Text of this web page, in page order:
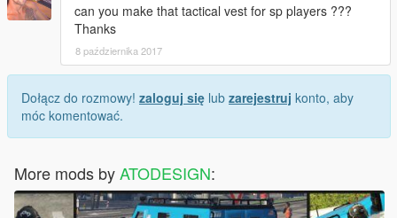
can you make that tactical vest for sp players ???
Thanks
8 października 2017
Dołącz do rozmowy! zaloguj się lub zarejestruj konto, aby
móc komentować.
More mods byATODESIGN: